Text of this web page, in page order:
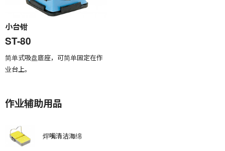
小台钳
ST-80
简单式吸盘底座，可简单固定在作
业台上。
作业辅助用品
焊嘴清洁海绵